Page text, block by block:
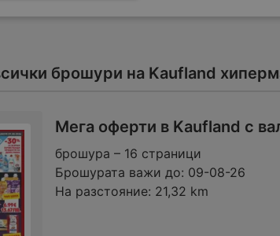
брошури на Kaufland
Мега оферти в Kaufland с
брошура – 16 страници
Брошурата важи до: 09-08-26
На разстояние: 21,32 km